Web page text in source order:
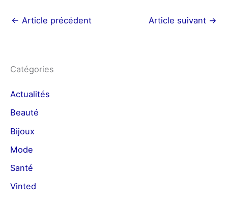
← Article précédent Article suivant →
Catégories
Actualités
Beauté
Bijoux
Mode
Santé
Vinted